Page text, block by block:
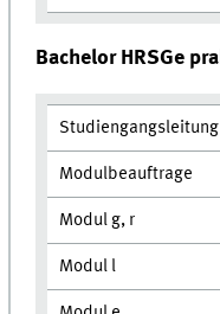
Bachelor HRSGe
Studiengangsleitung
Modulbeauftrage
Modul g, r
Modul l